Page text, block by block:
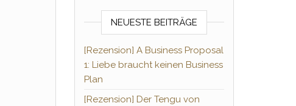
NEUESTE BEITRÄGE
[Rezension] A Business Proposal
1: Liebe braucht keinen Business
Plan
[Rezension] Der Tengu von